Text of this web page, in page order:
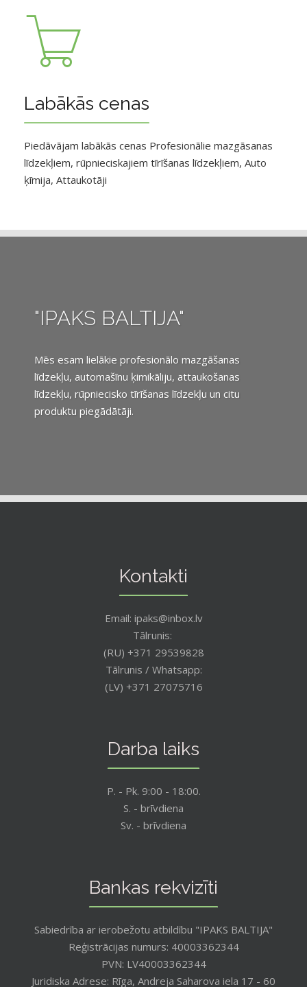
Labākās cenas
Piedāvājam labākās cenas Profesionālie mazgāsanas
līdzekļiem, rūpnieciskajiem tīrīšanas līdzekļiem, Auto
ķīmija, Attaukotāji
"IPAKS BALTIJA"
Mēs esam lielākie profesionālo mazgāšanas
līdzekļu, automašīnu ķimikāliju, attaukošanas
līdzekļu, rūpniecisko tīrīšanas līdzekļu un citu
produktu piegādātāji.
Kontakti
Email: ipaks@inbox.lv
Tālrunis:
(RU) +371 29539828
Tālrunis / Whatsapp:
(LV) +371 27075716
Darba laiks
P. - Pk. 9:00 - 18:00.
S. - brīvdiena
Sv. - brīvdiena
Bankas rekvizīti
Sabiedrība ar ierobežotu atbildību "IPAKS BALTIJA"
Reģistrācijas numurs: 40003362344
PVN: LV40003362344
Juridiska Adrese: Rīga, Andreja Saharova iela 17 - 60